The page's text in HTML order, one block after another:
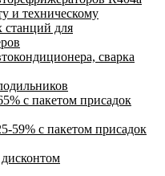
и техническому
для
сварка
с пакетом присадок
59% с пакетом присадок